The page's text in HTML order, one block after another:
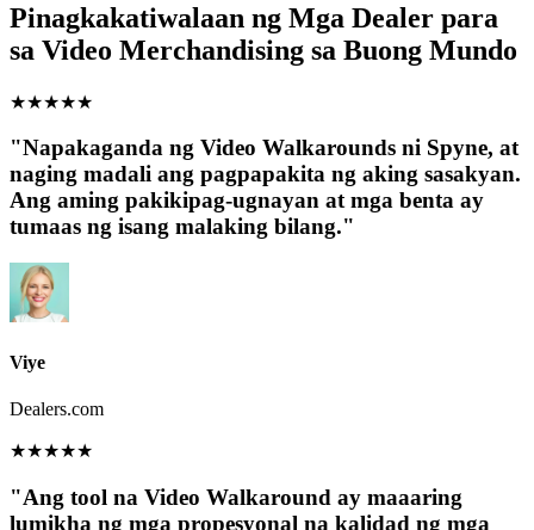
Pinagkakatiwalaan ng Mga Dealer para
sa Video Merchandising sa Buong Mundo
★★★★★
"Napakaganda ng Video Walkarounds ni Spyne, at
naging madali ang pagpapakita ng aking sasakyan.
Ang aming pakikipag-ugnayan at mga benta ay
tumaas ng isang malaking bilang."
Viye
Dealers.com
★★★★★
"Ang tool na Video Walkaround ay maaaring
lumikha ng mga propesyonal na kalidad ng mga